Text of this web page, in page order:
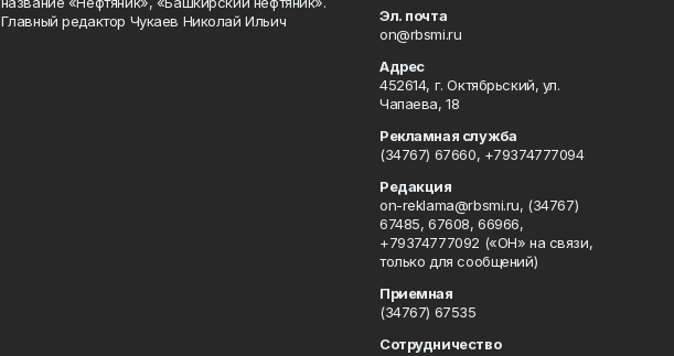
Главный редактор Чукаев Николай Ильич
Эл. почта
on@rbsmi.ru
Адрес
452614, г. Октябрьский, ул.
Чапаева, 18
Рекламная служба
(34767) 67660, +79374777094
Редакция
on-reklama@rbsmi.ru, (34767)
67485, 67608, 66966,
+79374777092 («ОН» на связи,
только для сообщений)
Приемная
(34767) 67535
Сотрудничество